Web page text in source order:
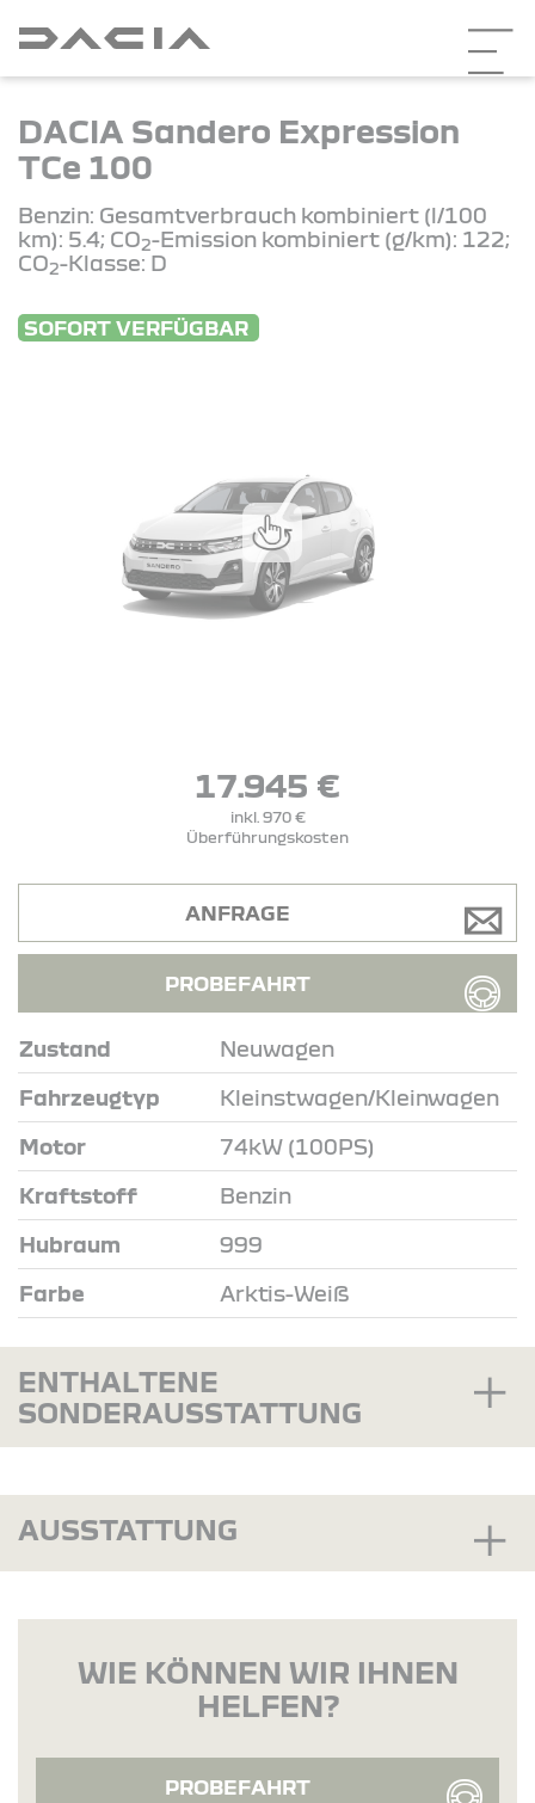
DACIA Sandero Expression
TCe 100
Benzin: Gesamtverbrauch kombiniert (l/100
km): 5.4; CO2-Emission kombiniert (g/km): 122;
CO2-Klasse: D
SOFORT VERFÜGBAR
17.945 €
inkl. 970 €
Überführungskosten
Zustand Neuwagen
Fahrzeugtyp Kleinstwagen/Kleinwagen
Motor 74kW (100PS)
Kraftstoff Benzin
Hubraum 999
Farbe Arktis-Weiß
ANFRAGE
PROBEFAHRT
ENTHALTENE
SONDERAUSSTATTUNG
AUSSTATTUNG
WIE KÖNNEN WIR IHNEN
HELFEN?
PROBEFAHRT